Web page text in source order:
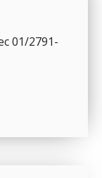
01/2791-